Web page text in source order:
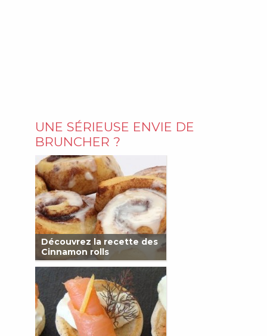
UNE SÉRIEUSE ENVIE DE
BRUNCHER ?
Découvrez la recette des
Cinnamon rolls